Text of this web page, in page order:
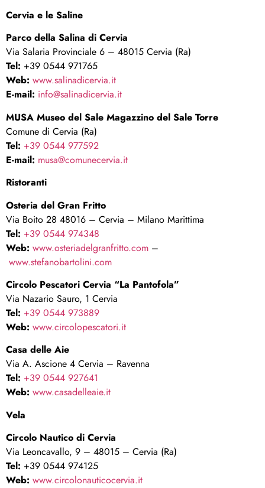
Cervia e le Saline
Parco della Salina di Cervia
Via Salaria Provinciale 6 – 48015 Cervia (Ra)
Tel: +39 0544 971765
Web: www.salinadicervia.it
E-mail: info@salinadicervia.it
MUSA Museo del Sale Magazzino del Sale Torre
Comune di Cervia (Ra)
Tel: +39 0544 977592
E-mail: musa@comunecervia.it
Ristoranti
Osteria del Gran Fritto
Via Boito 28 48016 – Cervia – Milano Marittima
Tel: +39 0544 974348
Web: www.osteriadelgranfritto.com –
www.stefanobartolini.com
Circolo Pescatori Cervia “La Pantofola”
Via Nazario Sauro, 1 Cervia
Tel: +39 0544 973889
Web: www.circolopescatori.it
Casa delle Aie
Via A. Ascione 4 Cervia – Ravenna
Tel: +39 0544 927641
Web: www.casadelleaie.it
Vela
Circolo Nautico di Cervia
Via Leoncavallo, 9 – 48015 – Cervia (Ra)
Tel: +39 0544 974125
Web: www.circolonauticocervia.it